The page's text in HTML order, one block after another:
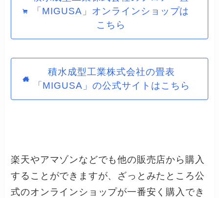
「MIGUSA」オンラインショップは
こちら
積水成型工業株式会社の畳表
「MIGUSA」の公式サイトはこちら
楽天やアマゾンなどでも他の販売店から購入
することができますが、ざっとみたところ公
式のオンラインショップが一番安く購入でき